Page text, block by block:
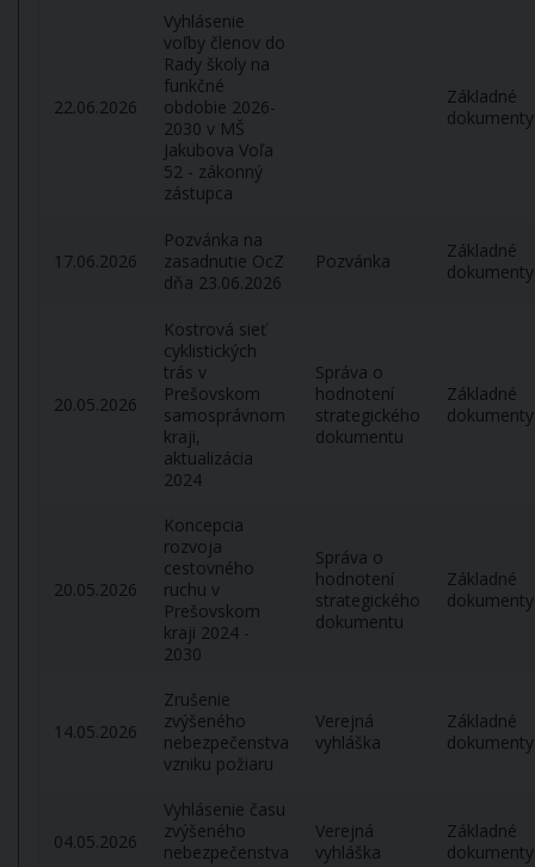
22.06.2026
Vyhlásenie
voľby členov do
Rady školy na
funkčné
obdobie 2026-
2030 v MŠ
Jakubova Voľa
52 - zákonný
zástupca
Základné
dokumenty
17.06.2026
Pozvánka na
zasadnutie OcZ
dňa 23.06.2026
Pozvánka
Základné
dokumenty
20.05.2026
Kostrová sieť
cyklistických
trás v
Prešovskom
samosprávnom
kraji,
aktualizácia
2024
Správa o
hodnotení
strategického
dokumentu
Základné
dokumenty
20.05.2026
Koncepcia
rozvoja
cestovného
ruchu v
Prešovskom
kraji 2024 -
2030
Správa o
hodnotení
strategického
dokumentu
Základné
dokumenty
14.05.2026
Zrušenie
zvýšeného
nebezpečenstva
vzniku požiaru
Verejná
vyhláška
Základné
dokumenty
04.05.2026
Vyhlásenie času
zvýšeného
nebezpečenstva
Verejná
vyhláška
Základné
dokumenty